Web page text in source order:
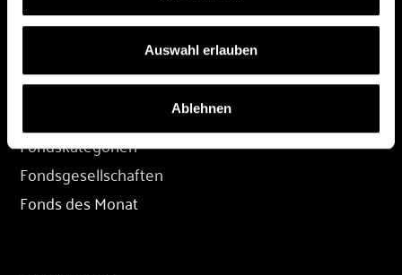
Auswahl erlauben
Ablehnen
FONDS
Fondskategorien
Fondsgesellschaften
Fonds des Monat